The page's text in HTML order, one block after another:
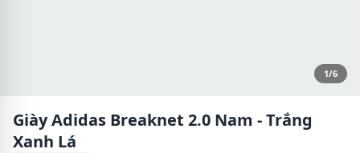
1/6
Giày Adidas Breaknet 2.0 Nam - Trắng
Xanh Lá